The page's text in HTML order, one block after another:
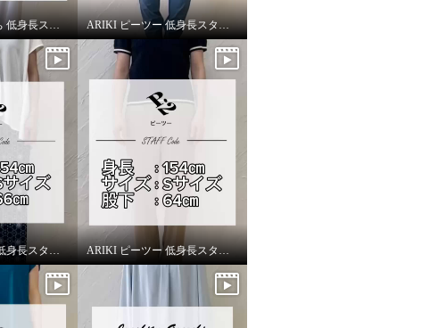
ARIKI 上質ごこち 低身長スタッフがはいてみました！ ARIKI ピーツー 低身長スタッフがはいてみました！
ARIKI ピーツー 低身長スタッフがはいてみました！ ARIKI ピーツー 低身長スタッフがはいてみました！